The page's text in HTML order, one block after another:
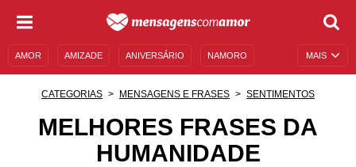
MAIS
AMOR AMIZADE ANIVERSÁRIO NAMORO
MENSAGENS E FRASES MENSAGENS DE ANIVERSÁRIO
CATEGORIAS MENSAGENS E FRASES SENTIMENTOS
MELHORES FRASES DA
HUMANIDADE